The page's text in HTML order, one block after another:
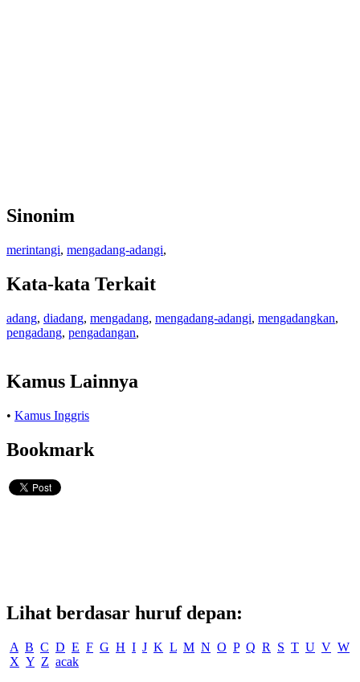
Sinonim
merintangi, mengadang-adangi,
Kata-kata Terkait
adang, diadang, mengadang, mengadang-adangi, mengadangkan,
pengadang, pengadangan,
Kamus Lainnya
• Kamus Inggris
Bookmark
Lihat berdasar huruf depan:
A B C D E F G H I J K L M N O P Q R S T U V W
X Y Z acak